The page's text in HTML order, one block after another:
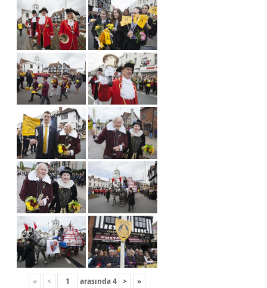
« < arasında4 > »